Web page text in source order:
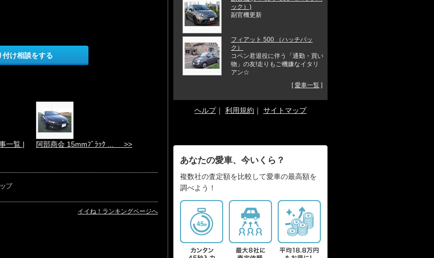
付け相談をする
一覧 | 阿部商会 15mmﾌﾞﾗｯｸ ... >>
イイね！ランキングページへ
ック）)
副官機更新
フィアット 500 （ハッチバッ
ク）
コペン君退役に伴う「通勤・買い
物」の友!走りもご機嫌なイタリ
アン☆
[愛車一覧 ]
ヘルプ｜ 利用規約 ｜ サイトマップ
あなたの愛車、今いくら？
複数社の査定額を比較して愛車の最高額を
調べよう！